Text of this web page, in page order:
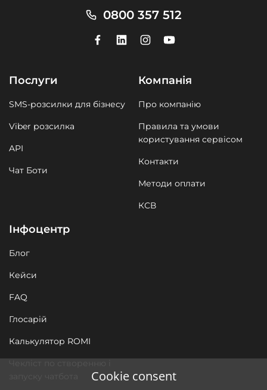
0800 357 512
Послуги
SMS-розсилки для бізнесу
Viber розсилка
API
Чат Боти
Компанія
Про компанію
Правила та умови
користування сервісом
Контакти
Методи оплати
КСВ
Інфоцентр
Блог
Кейси
FAQ
Глосарій
Калькулятор ROMI
Cookie consent